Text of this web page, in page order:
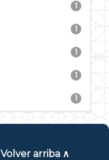
1
1
1
1
1
Volver arriba ∧